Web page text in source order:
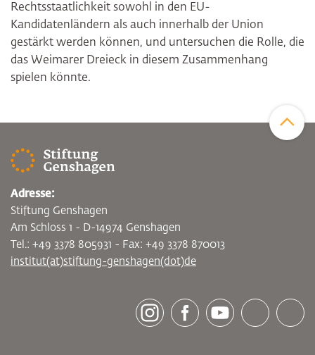
Rechtsstaatlichkeit sowohl in den EU-
Kandidatenländern als auch innerhalb der Union
gestärkt werden können, und untersuchen die Rolle, die
das Weimarer Dreieck in diesem Zusammenhang
spielen könnte.
[socialLinksTitle]
Adresse:
Stiftung Genshagen
Am Schloss 1 - D-14974 Genshagen
Tel.: +49 3378 805931 - Fax: +49 3378 870013
institut(at)stiftung-genshagen(dot)de